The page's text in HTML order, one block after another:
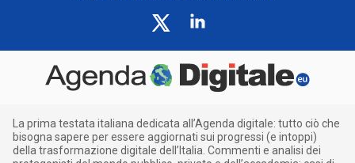
La prima testata italiana dedicata all’Agenda digitale: tutto ciò che
bisogna sapere per essere aggiornati sui progressi (e intoppi)
della trasformazione digitale dell’Italia. Commenti e analisi dei